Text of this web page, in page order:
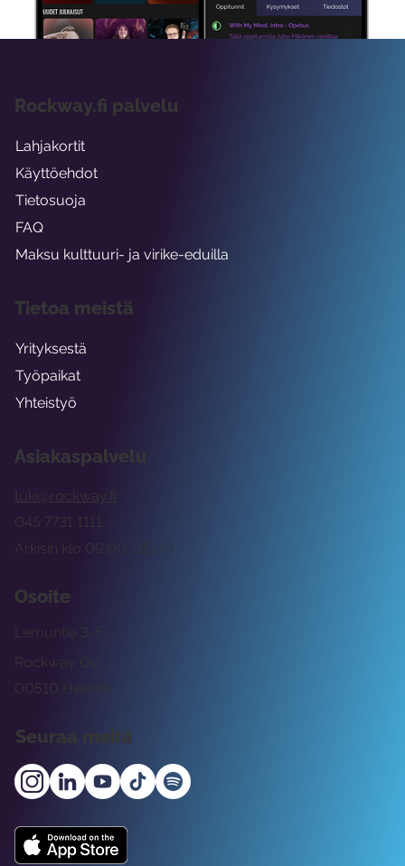
Asiakaspalvelu
tuki@rockway.fi
Arkisin klo 09:00 -15:00
045 7731 1111
Osoite
Rockway Oy
Lemuntie 3-5
00510 Helsinki
Seuraa meitä
Rockway.fi palvelu
Lahjakortit
Käyttöehdot
Tietosuoja
FAQ
Maksu kulttuuri- ja virike-eduilla
Tietoa meistä
Yrityksestä
Työpaikat
Yhteistyö